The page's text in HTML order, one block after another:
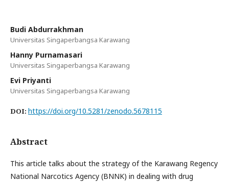
Budi Abdurrakhman
Universitas Singaperbangsa Karawang
Hanny Purnamasari
Universitas Singaperbangsa Karawang
Evi Priyanti
Universitas Singaperbangsa Karawang
DOI: https://doi.org/10.5281/zenodo.5678115
Abstract
This article talks about the strategy of the Karawang Regency
National Narcotics Agency (BNNK) in dealing with drug